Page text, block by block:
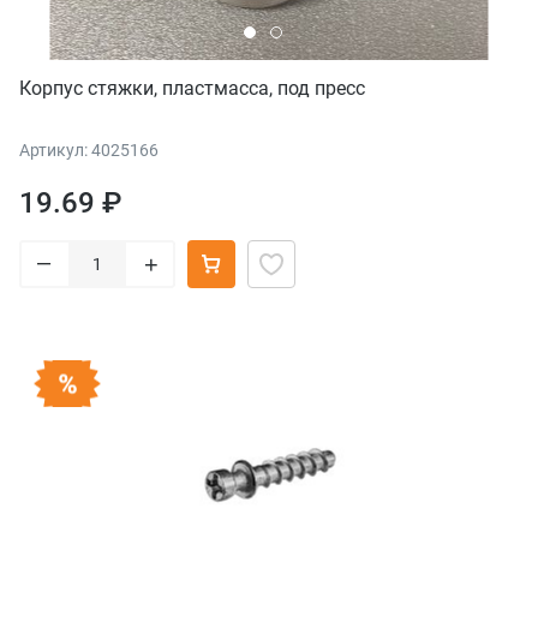
Корпус стяжки, пластмасса, под пресс
Артикул: 4025166
19.69 ₽
– +